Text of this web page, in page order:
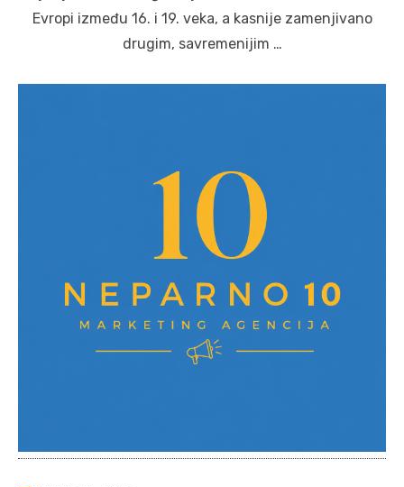
Evropi između 16. i 19. veka, a kasnije zamenjivano
drugim, savremenijim …